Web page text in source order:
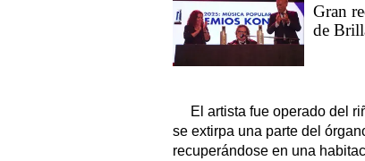
Gran
de
El artista fue operado del
se extirpa una parte del
recuperándose en una